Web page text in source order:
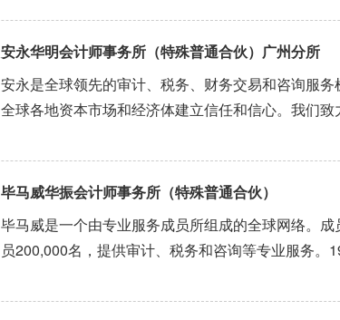
赞赏、行业认可的专业会计师事务所。
安永华明会计师事务所（特殊普通合伙）广州分所
安永是全球领先的审计、税务、财务交易和咨询服
全球各地资本市场和经济体建立信任和信心。我们
的过程中担当重要角色。安永是指 Ernst & Young
毕马威华振会计师事务所（特殊普通合伙）
毕马威是一个由专业服务成员所组成的全球网络。
员200,000名，提供审计、税务和咨询等专业服务
作制转为特殊普通合伙的事务所。毕马威香港的成立